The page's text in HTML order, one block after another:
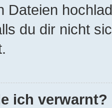
Dateien
du dir nicht
ich verwarnt?